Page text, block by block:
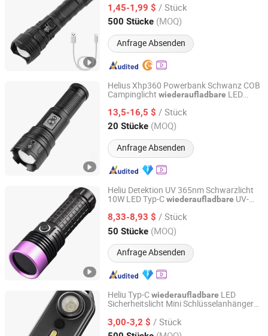
1000m Helle Laterne für Outdoor-
Camping
1,45-1,99 $ / Stück
500 Stücke (MOQ)
Anfrage Absenden
Fujian, China Seit 2020
Helius Xhp360 Powerbank Schwanz COB
Campinglicht wiederaufladbare LED
13,5-16,5 $ / Stück
20 Stücke (MOQ)
Anfrage Absenden
Shenzhen Tuliang Technology Co., Ltd.
Guangdong, China Seit 2023
Heliu Detektion UV 365nm Schwarzlicht
10W LED Typ-Cwiederaufladbare UV-
8,33-8,93 $ / Stück
50 Stücke (MOQ)
Anfrage Absenden
Shenzhen Tuliang Technology Co., Ltd.
Guangdong, China Seit 2023
Heliu Typ-Cwiederaufladbare LED
Sicherheitslicht Mini Schlüsselanhänger
3,00-3,2 $ / Stück
Shenzhen Tuliang Technology Co., Ltd.